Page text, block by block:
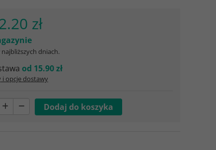
zł
najbliższych dniach.
od 15.90 zł
i opcje dostawy